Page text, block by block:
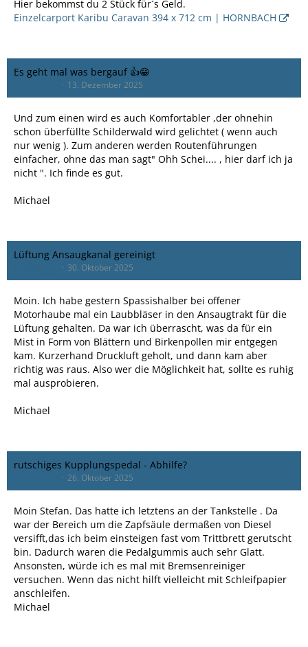
Hier bekommst du 2 Stück für´s Geld.
Einzelcarport Karibu Caravan 394 x 712 cm | HORNBACH
Es geht mal was bergauf 👍😁
13. Dezember 2025
Und zum einen wird es auch Komfortabler ,der ohnehin
schon überfüllte Schilderwald wird gelichtet ( wenn auch
nur wenig ). Zum anderen werden Routenführungen
einfacher, ohne das man sagt" Ohh Schei.... , hier darf ich ja
nicht ". Ich finde es gut.
Michael
Lüftung Ansaugkanal gereinigt
30. Oktober 2025
Moin. Ich habe gestern Spassishalber bei offener
Motorhaube mal ein Laubbläser in den Ansaugtrakt für die
Lüftung gehalten. Da war ich überrascht, was da für ein
Mist in Form von Blättern und Birkenpollen mir entgegen
kam. Kurzerhand Druckluft geholt, und dann kam aber
richtig was raus. Also wer die Möglichkeit hat, sollte es ruhig
mal ausprobieren.
Michael
rutschiges Kupplungspedal - Abhilfe?
26. Oktober 2025
Moin Stefan. Das hatte ich letztens an der Tankstelle . Da
war der Bereich um die Zapfsäule dermaßen von Diesel
versifft,das ich beim einsteigen fast vom Trittbrett gerutscht
bin. Dadurch waren die Pedalgummis auch sehr Glatt.
Ansonsten, würde ich es mal mit Bremsenreiniger
versuchen. Wenn das nicht hilft vielleicht mit Schleifpapier
anschleifen.
Michael